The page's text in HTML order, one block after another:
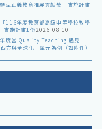
型正義教育推展貢獻獎」實施計畫
116年度教育部高級中等學校教學
實施計畫1份2026-08-10
度當 Quality Teaching 遇見
方與全球化」單元為例（如附件）